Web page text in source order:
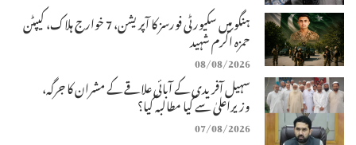
ہنگو میں سکیورٹی فورسز کا آپریشن، 7 خوارج ہلاک، کیپٹن
حمزہ اکرم شہید
08/08/2026
سہیل آفریدی کے آبائی علاقے کے مشران کا جرگہ،
وزیراعلیٰ سے کیا مطالبہ کیا؟
07/08/2026